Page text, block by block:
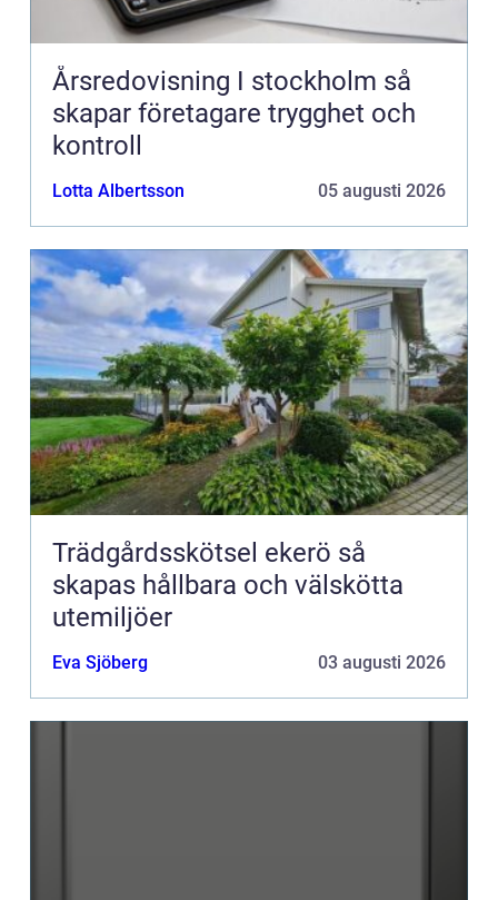
Årsredovisning I stockholm så
skapar företagare trygghet och
kontroll
Lotta Albertsson 05 augusti 2026
Trädgårdsskötsel ekerö så
skapas hållbara och välskötta
utemiljöer
Eva Sjöberg 03 augusti 2026